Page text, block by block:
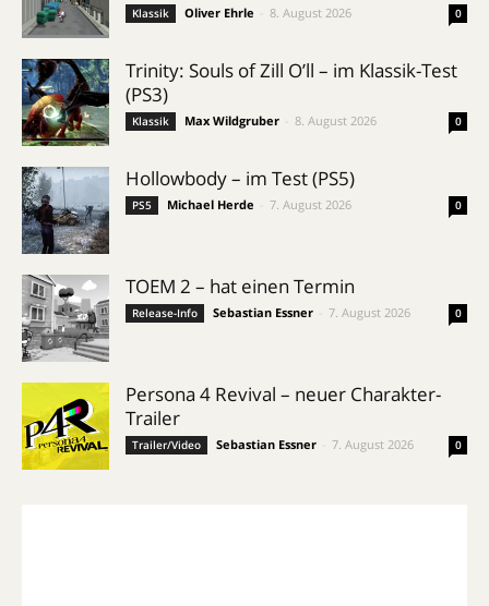
Klassik Oliver Ehrle 8. August 2026 0
Trinity: Souls of Zill O’ll – im Klassik-Test
(PS3)
Klassik Max Wildgruber 8. August 2026 0
Hollowbody – im Test (PS5)
PS5 Michael Herde 7. August 2026 0
TOEM 2 – hat einen Termin
Release-Info Sebastian Essner 7. August 2026 0
Persona 4 Revival – neuer Charakter-
Trailer
Trailer/Video Sebastian Essner 7. August 2026 0